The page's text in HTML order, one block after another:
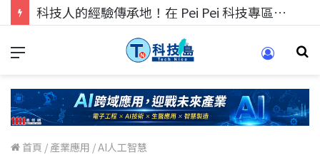
科技人找工作，就到TECH+ 科技專區!
首頁 / 產業應用 /AI人工智慧